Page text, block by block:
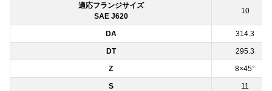
適応フランジサイズ
SAE J620
10
DA 314.3
DT 295.3
Z 8×45°
S 11